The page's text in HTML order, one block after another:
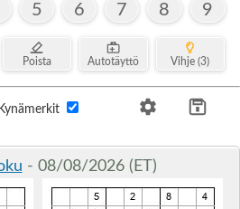
5 6 7 8 9
Poista Autotäyttö Vihje (3)
Kynämerkit
- 08/08/2026 (ET)